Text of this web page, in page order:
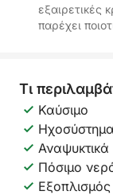
εξαιρετικές
παρέχει
Τι
Καύσιμο
Ηχοσύστημα
Αναψυκτικά
Πόσιμο